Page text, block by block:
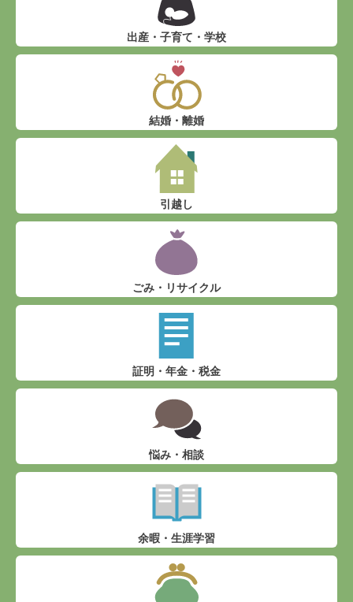
出産・子育て・学校
結婚・離婚
引越し
ごみ・リサイクル
証明・年金・税金
悩み・相談
余暇・生涯学習